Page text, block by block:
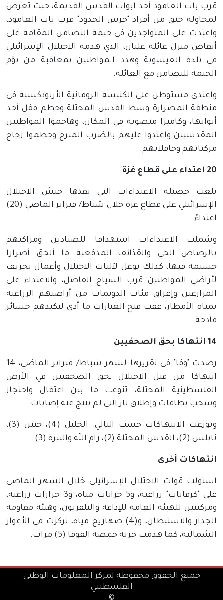
قرب باب العامود أحد ابواب القدس القديمة، حيث تعرض
لمحاولة خنق من أفراد "حرس الحدود" قرب باب العامود،
واعتدت على المتواجدين في خيمة التضامن المقامة على
أنقاض منزل عائلة عليان، الذي هدمه الاحتلال الإسرائيلي
في بلدة العيسوية وهدد المواطنين بمعاقبة من يؤم
الخيمة للتضامن مع العائلة.
واعتدى مستوطن على الكنيسة الرومانية الأرثوذكسية في
منطقة المصرارة وسط القدس المحتلة وحطم قفل أحد
أبوابها، وكاميرا منصوبة في المكان، وهاجموا المواطنين
المقدسيين واعتدوا عليهم بالضرب المبرح وحطموا زجاج
مركباتهم وحافلاتهم.
20 اعتداء على قطاع غزة
بلغت حصيلة الاعتداءات التي نفذها جيش الاحتلال
الإسرائيلي على قطاع غزة خلال شباط/ فبراير الماضي (20)
اعتداءً.
وشملت الاعتداءات استهدافا للصيادين ومراكبهم
بالرصاص الحي والقذائف المدفعية ما ألحق أضرارا
جسيمة فيها، كذلك توغل لآليات الاحتلال وأعمال تجريف
لأراضي المواطنين قرب السياج الفاصل، والاعتداء على
المزارعين وإغراق مئات الدونمات من أراضيهم الزراعية
بمياه الأمطار، عقب فتح العبارات ما أدى لتكبدهم خسائر
فادحة.
14 انتهاكا بحق الصحفيين
رصدت "وفا" في تقريرها لشهر شباط/ فبراير الماضي، 14
انتهاكا من قبل الاحتلال بحق الصحفيين في الأرض
الفلسطينية المحتلة، تنوعت ما بين اعتقال واحتجاز
وسحب بطاقات وإطلاق نار التي لم ينتج عنه إصابات.
وتوزعت الانتهاكات حسب التالي: الخليل (4)، جنين (3)،
نابلس (2)، القدس المحتلة (2)، رام الله والبيرة (3).
انتهاكات أخرى
استولت قوات الاحتلال الإسرائيلي خلال الشهر الماضي
على "كرفانات" زراعية، و5 خزانات مياه، و3 جرارات زراعية،
ومركبتين للهيئة العامة للإذاعة والتلفزيون، وهيئة مقاومة
الجدار والاستيطان، و(4) صهاريج مياه، تركزت في الأغوار
الشمالية، كما هدمت خربة حمصة الفوقا (5) مرات.
جميع الحقوق محفوظة لمركز المعلومات الوطني
الفلسطيني
©